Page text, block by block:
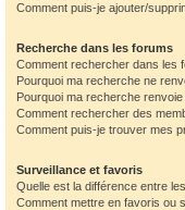
Comment puis-je ajouter/
Recherche dans les forums
Comment rechercher dans les
Pourquoi ma recherche ne
Pourquoi ma recherche
Comment rechercher des
Comment puis-je trouver mes
Surveillance et favoris
Quelle est la différence entre
Comment mettre en favoris ou